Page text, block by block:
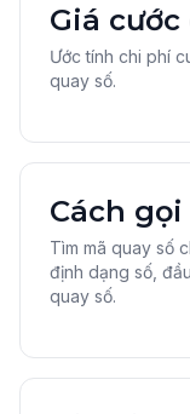
Giá cước
Ước tính chi phí
quay số.
Cách
Tìm mã quay số
định dạng số,
quay số.